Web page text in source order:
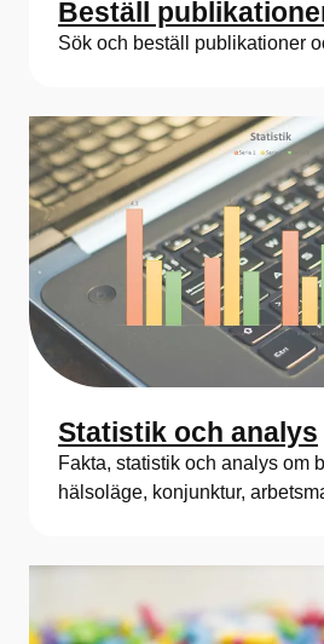
Beställ
Sök och beställ publikationer
Statistik och analys
Fakta, statistik och analys om
hälsoläge, konjunktur,